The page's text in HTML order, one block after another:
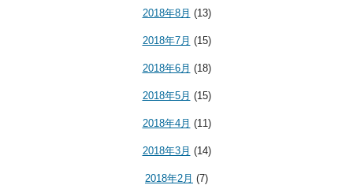
2018年8月 (13)
2018年7月 (15)
2018年6月 (18)
2018年5月 (15)
2018年4月 (11)
2018年3月 (14)
2018年2月 (7)